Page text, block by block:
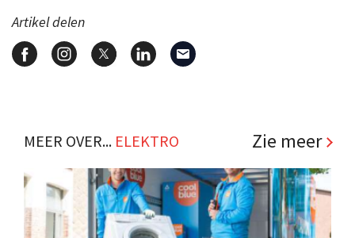
Artikel delen
MEER OVER... ELEKTRO Zie meer